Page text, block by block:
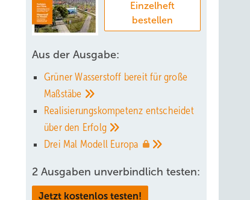
Einzelheft
bestellen
Aus der Ausgabe:
Grüner Wasserstoff bereit für große
Maßstäbe
Realisierungskompetenz entscheidet
über den Erfolg
Drei Mal Modell Europa
2 Ausgaben unverbindlich testen:
Jetzt kostenlos testen!